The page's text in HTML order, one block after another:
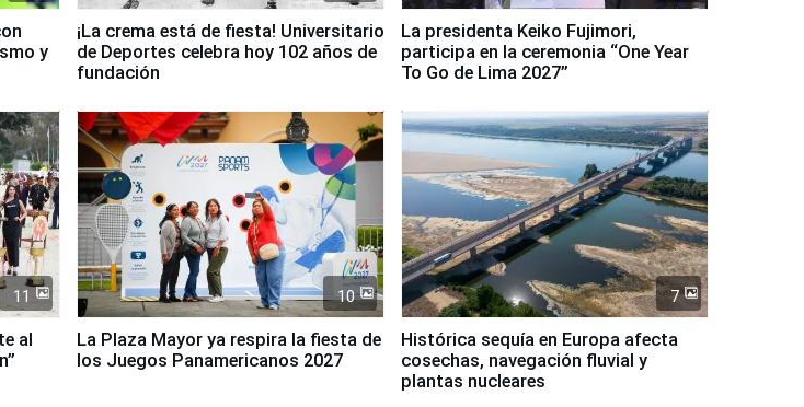
y
¡La crema está de fiesta! Universitario
de Deportes celebra hoy 102 años de
fundación
La presidenta Keiko Fujimori,
participa en la ceremonia “One Year
To Go de Lima 2027”
11
al
10
La Plaza Mayor ya respira la fiesta de
los Juegos Panamericanos 2027
7
Histórica sequía en Europa afecta
cosechas, navegación fluvial y
plantas nucleares